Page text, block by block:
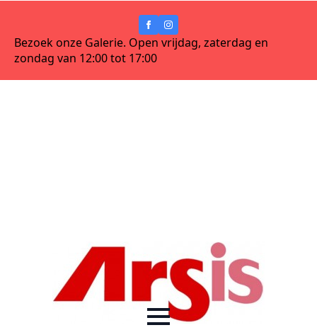
Bezoek onze Galerie. Open vrijdag, zaterdag en
zondag van 12:00 tot 17:00